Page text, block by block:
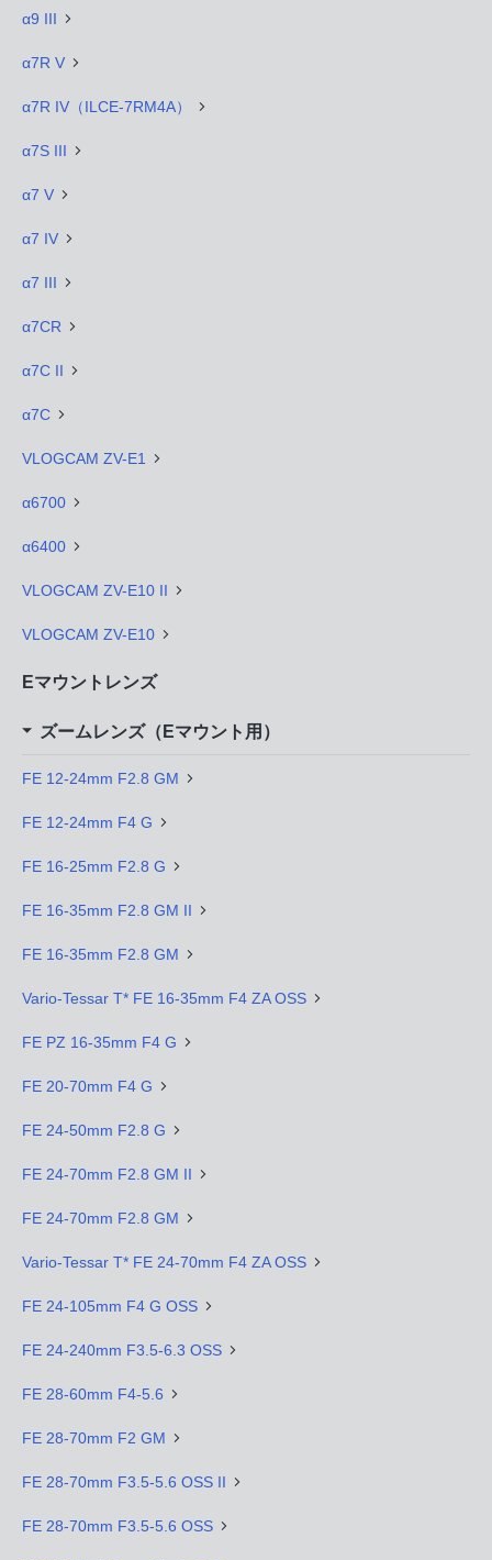
α9 III
α7R V
α7R IV（ILCE-7RM4A）
α7S III
α7 V
α7 IV
α7 III
α7CR
α7C II
α7C
VLOGCAM ZV-E1
α6700
α6400
VLOGCAM ZV-E10 II
VLOGCAM ZV-E10
Eマウントレンズ
ズームレンズ（Eマウント用）
FE 12-24mm F2.8 GM
FE 12-24mm F4 G
FE 16-25mm F2.8 G
FE 16-35mm F2.8 GM II
FE 16-35mm F2.8 GM
Vario-Tessar T* FE 16-35mm F4 ZA OSS
FE PZ 16-35mm F4 G
FE 20-70mm F4 G
FE 24-50mm F2.8 G
FE 24-70mm F2.8 GM II
FE 24-70mm F2.8 GM
Vario-Tessar T* FE 24-70mm F4 ZA OSS
FE 24-105mm F4 G OSS
FE 24-240mm F3.5-6.3 OSS
FE 28-60mm F4-5.6
FE 28-70mm F2 GM
FE 28-70mm F3.5-5.6 OSS II
FE 28-70mm F3.5-5.6 OSS